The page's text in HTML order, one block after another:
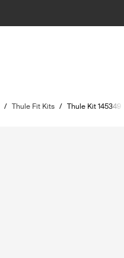
/ Thule Fit Kits / Thule Kit 145349